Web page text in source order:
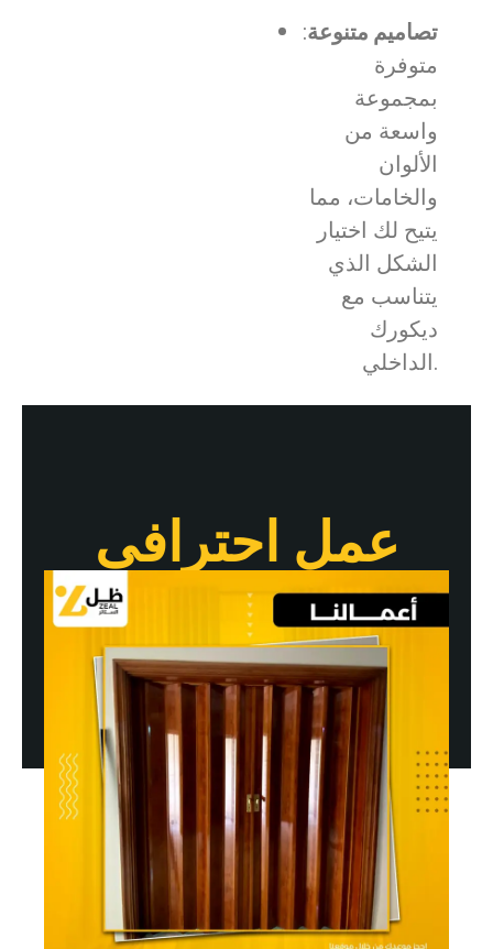
تصاميم متنوعة:
متوفرة
بمجموعة
واسعة من
الألوان
والخامات، مما
يتيح لك اختيار
الشكل الذي
يتناسب مع
ديكورك
الداخلي.
عمل احترافى